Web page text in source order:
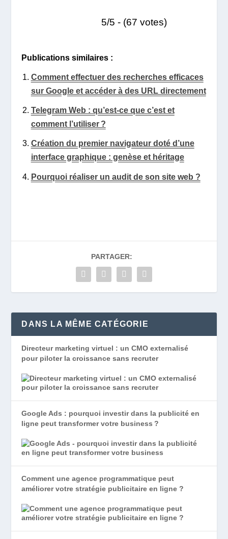
5/5 - (67 votes)
Publications similaires :
Comment effectuer des recherches efficaces
sur Google et accéder à des URL directement
Telegram Web : qu’est-ce que c’est et
comment l’utiliser ?
Création du premier navigateur doté d’une
interface graphique : genèse et héritage
Pourquoi réaliser un audit de son site web ?
PARTAGER:
DANS LA MÊME CATÉGORIE
Directeur marketing virtuel : un CMO externalisé
pour piloter la croissance sans recruter
Google Ads : pourquoi investir dans la publicité en
ligne peut transformer votre business ?
Comment une agence programmatique peut
améliorer votre stratégie publicitaire en ligne ?